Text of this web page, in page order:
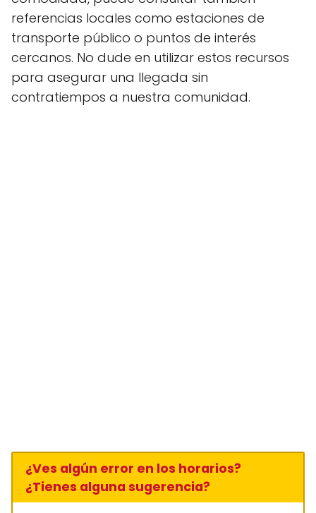
referencias locales como estaciones de
transporte público o puntos de interés
cercanos. No dude en utilizar estos recursos
para asegurar una llegada sin
contratiempos a nuestra comunidad.
¿Ves algún error en los horarios?
¿Tienes alguna sugerencia?